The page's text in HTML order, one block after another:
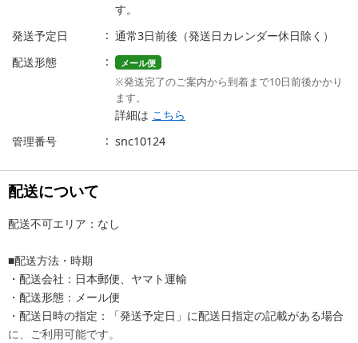
す。
発送予定日
通常3日前後（発送日カレンダー休日除く）
配送形態
メール便
※発送完了のご案内から到着まで10日前後かかり
ます。
詳細は こちら
管理番号
snc10124
配送について
配送不可エリア：なし
■配送方法・時期
・配送会社：日本郵便、ヤマト運輸
・配送形態：メール便
・配送日時の指定：「発送予定日」に配送日指定の記載がある場合
に、ご利用可能です。